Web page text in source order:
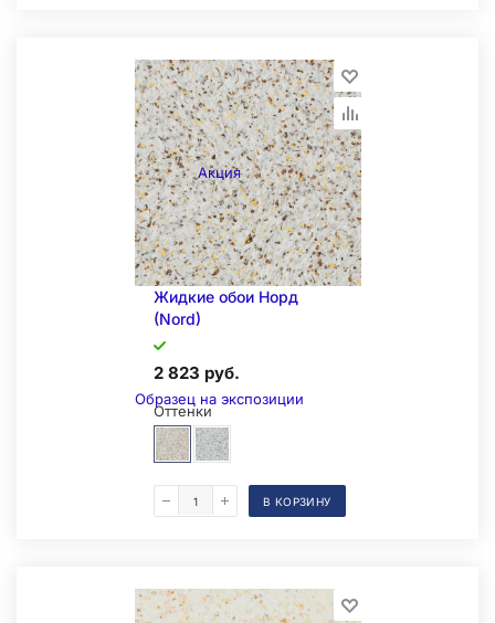
Складская позиция
Акция
Образец на экспозиции
Жидкие обои Норд
(Nord)
2 823 руб.
Оттенки
В КОРЗИНУ